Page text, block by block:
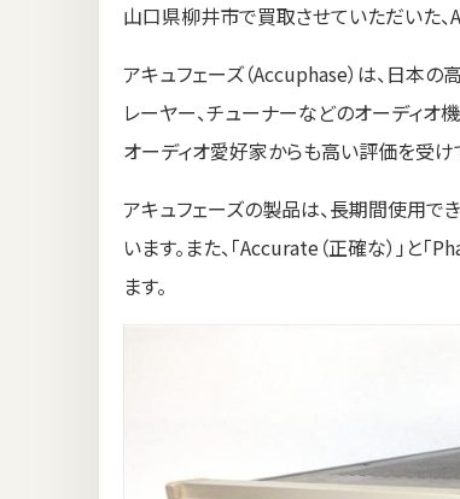
山口県柳井市で買取させていただいた、
アキュフェーズ（Accuphase）は、日本
レーヤー、チューナーなどのオーディオ
オーディオ愛好家からも高い評価を受け
アキュフェーズの製品は、長期間使用で
います。また、「Accurate（正確な）」と
ます。